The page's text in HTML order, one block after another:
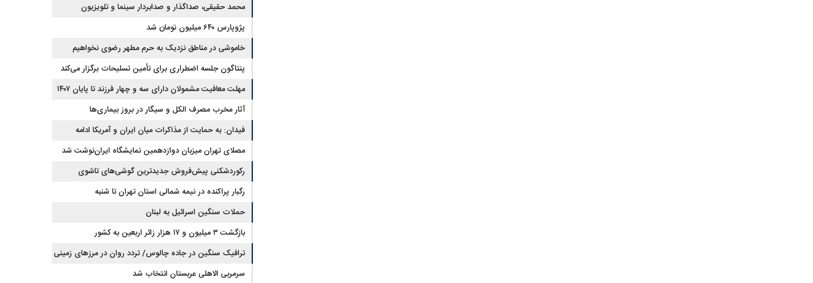
معدنی
محمد حقیقی، صداگذار و صدابردار سینما و تلویزیون
درگذشت
پژوپارس ۶۴۰ میلیون تومان شد
خاموشی در مناطق نزدیک به حرم مطهر رضوی نخواهیم
داشت
پنتاگون جلسه اضطراری برای تأمین تسلیحات برگزار می‌کند
مهلت معافیت مشمولان دارای سه و چهار فرزند تا پایان ۱۴۰۷
تمدید شد
آثار مخرب مصرف الکل و سیگار در بروز بیماری‌ها
فیدان: به حمایت از مذاکرات میان ایران و آمریکا ادامه
خواهیم داد
مصلای تهران میزبان دوازدهمین نمایشگاه ایران‌نوشت شد
رکوردشکنی پیش‌فروش جدیدترین گوشی‌های تاشوی
سامسونگ
رگبار پراکنده در نیمه شمالی استان تهران تا شنبه
حملات سنگین اسرائیل به لبنان
بازگشت ۳ میلیون و ۱۷ هزار زائر اربعین به کشور
ترافیک سنگین در جاده چالوس/ تردد روان در مرزهای زمینی
کشور
سرمربی الاهلی عربستان انتخاب شد